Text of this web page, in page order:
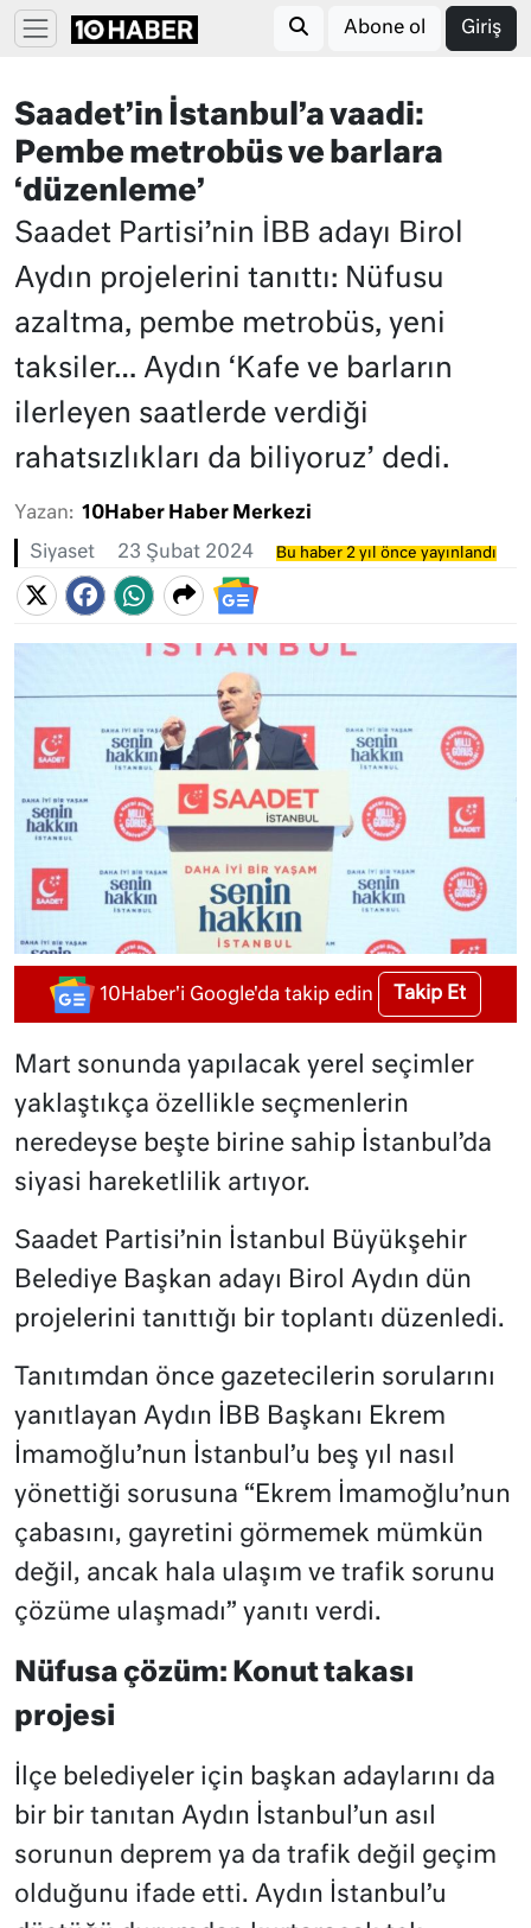
Abone ol Giriş
Saadet’in İstanbul’a vaadi:
Pembe metrobüs ve barlara
‘düzenleme’
Saadet Partisi’nin İBB adayı Birol
Aydın projelerini tanıttı: Nüfusu
azaltma, pembe metrobüs, yeni
taksiler… Aydın ‘Kafe ve barların
ilerleyen saatlerde verdiği
rahatsızlıkları da biliyoruz’ dedi.
Yazan: 10Haber Haber Merkezi
Siyaset 23 Şubat 2024 Bu haber 2 yıl önce yayınlandı
10Haber'i Google'da takip edin Takip Et
Mart sonunda yapılacak yerel seçimler
yaklaştıkça özellikle seçmenlerin
neredeyse beşte birine sahip İstanbul’da
siyasi hareketlilik artıyor.
Saadet Partisi’nin İstanbul Büyükşehir
Belediye Başkan adayı Birol Aydın dün
projelerini tanıttığı bir toplantı düzenledi.
Tanıtımdan önce gazetecilerin sorularını
yanıtlayan Aydın İBB Başkanı Ekrem
İmamoğlu’nun İstanbul’u beş yıl nasıl
yönettiği sorusuna “Ekrem İmamoğlu’nun
çabasını, gayretini görmemek mümkün
değil, ancak hala ulaşım ve trafik sorunu
çözüme ulaşmadı” yanıtı verdi.
Nüfusa çözüm: Konut takası
projesi
İlçe belediyeler için başkan adaylarını da
bir bir tanıtan Aydın İstanbul’un asıl
sorunun deprem ya da trafik değil geçim
olduğunu ifade etti. Aydın İstanbul’u